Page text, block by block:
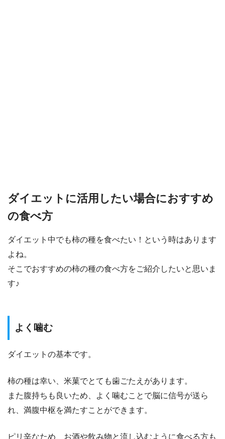
ダイエットに活用したい場合におすすめ
の食べ方
ダイエット中でも柿の種を食べたい！という時はあります
よね。
そこでおすすめの柿の種の食べ方をご紹介したいと思いま
す♪
よく噛む
ダイエットの基本です。
柿の種は幸い、米菓でとても歯ごたえがあります。
また腹持ちも良いため、よく噛むことで脳に信号が送ら
れ、満腹中枢を満たすことができます。
ピリ辛なため、お酒や飲み物と流し込むように食べる方も